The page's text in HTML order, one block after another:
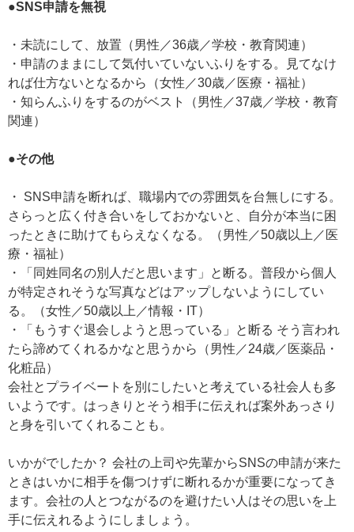
●SNS申請を無視
・未読にして、放置（男性／36歳／学校・教育関連）
・申請のままにして気付いていないふりをする。見てなけ
れば仕方ないとなるから（女性／30歳／医療・福祉）
・知らんふりをするのがベスト（男性／37歳／学校・教育
関連）
●その他
・ SNS申請を断れば、職場内での雰囲気を台無しにする。
さらっと広く付き合いをしておかないと、自分が本当に困
ったときに助けてもらえなくなる。（男性／50歳以上／医
療・福祉）
・「同姓同名の別人だと思います」と断る。普段から個人
が特定されそうな写真などはアップしないようにしてい
る。（女性／50歳以上／情報・IT）
・「もうすぐ退会しようと思っている」と断る そう言われ
たら諦めてくれるかなと思うから（男性／24歳／医薬品・
化粧品）
会社とプライベートを別にしたいと考えている社会人も多
いようです。はっきりとそう相手に伝えれば案外あっさり
と身を引いてくれることも。
いかがでしたか？ 会社の上司や先輩からSNSの申請が来た
ときはいかに相手を傷つけずに断れるかが重要になってき
ます。会社の人とつながるのを避けたい人はその思いを上
手に伝えれるようにしましょう。